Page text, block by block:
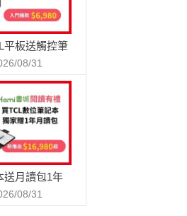
平板送觸控筆
08/31
送月讀包1年
08/31